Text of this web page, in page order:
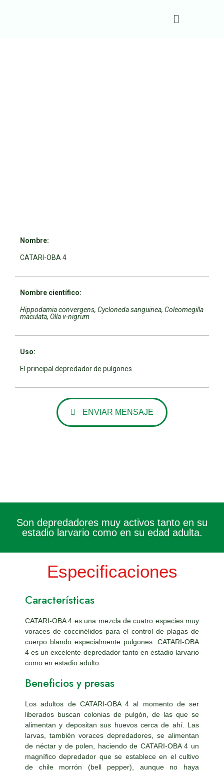
Nombre:
CATARI-OBA 4
Nombre científico:
Hippodamia convergens, Cycloneda sanguinea, Coleomegilla
maculata, Olla v-nigrum
Uso:
El principal depredador de pulgones
ENVIAR MENSAJE
Son depredadores muy activos tanto en su
estadio larvario como en su edad adulta.
Especificaciones
Características
CATARI-OBA 4 es una mezcla de cuatro especies muy
voraces de coccinélidos para el control de plagas de
cuerpo blando especialmente pulgones. CATARI-OBA
4 es un excelente depredador tanto en estadio larvario
como en estadio adulto.
Beneficios y presas
Los adultos de CATARI-OBA 4 al momento de ser
liberados buscan colonias de pulgón, de las que se
alimentan y depositan sus huevos cerca de ahí. Las
larvas, también voraces depredadores, se alimentan
de néctar y de polen, haciendo de CATARI-OBA 4 un
magnífico depredador que se establece en el cultivo
de chile morrón (bell pepper), aunque no haya